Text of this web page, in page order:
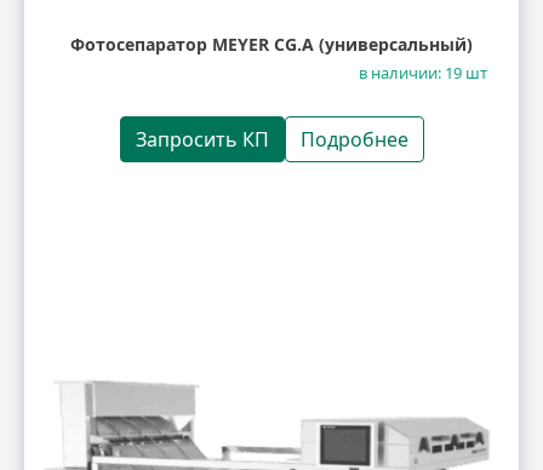
Фотосепаратор MEYER CG.A (универсальный)
в наличии: 19 шт
Запросить КП Подробнее